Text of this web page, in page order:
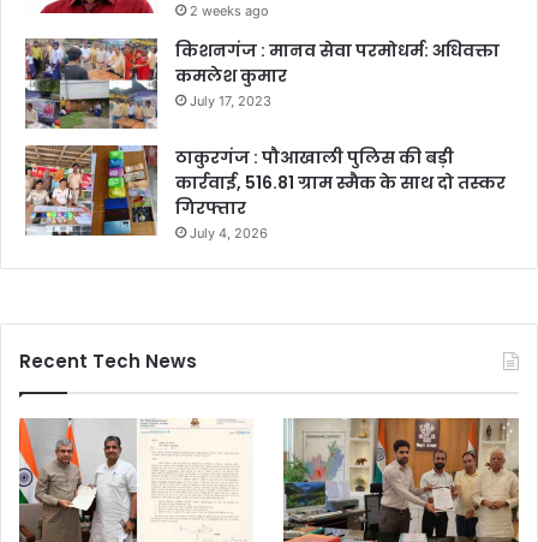
2 weeks ago
किशनगंज : मानव सेवा परमोधर्म: अधिवक्ता
कमलेश कुमार
July 17, 2023
ठाकुरगंज : पौआखाली पुलिस की बड़ी
कार्रवाई, 516.81 ग्राम स्मैक के साथ दो तस्कर
गिरफ्तार
July 4, 2026
Recent Tech News